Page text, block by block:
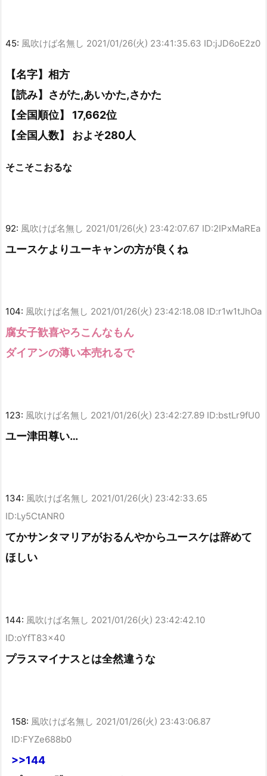
45: 風吹けば名無し 2021/01/26(火) 23:41:35.63 ID:jJD6oE2z0
【名字】相方
【読み】さがた,あいかた,さかた
【全国順位】 17,662位
【全国人数】 およそ280人
そこそこおるな
92: 風吹けば名無し 2021/01/26(火) 23:42:07.67 ID:2IPxMaREa
ユースケよりユーキャンの方が良くね
104: 風吹けば名無し 2021/01/26(火) 23:42:18.08 ID:r1w1tJhOa
腐女子歓喜やろこんなもん
ダイアンの薄い本売れるで
123: 風吹けば名無し 2021/01/26(火) 23:42:27.89 ID:bstLr9fU0
ユー津田尊い…
134: 風吹けば名無し 2021/01/26(火) 23:42:33.65
ID:Ly5CtANR0
てかサンタマリアがおるんやからユースケは辞めて
ほしい
144: 風吹けば名無し 2021/01/26(火) 23:42:42.10
ID:oYfT83x40
プラスマイナスとは全然違うな
158: 風吹けば名無し 2021/01/26(火) 23:43:06.87
ID:FYZe688b0
>>144